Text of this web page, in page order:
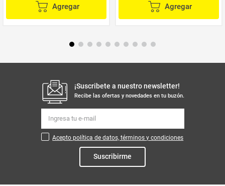
Agregar Agregar
¡Suscribete a nuestro newsletter!
Recibe las ofertas y novedades en tu buzón.
Acepto política de datos, términos y condiciones
Suscribirme